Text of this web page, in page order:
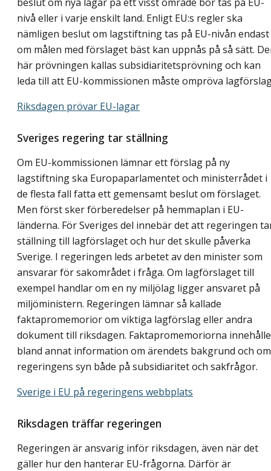
nivå eller i varje enskilt land. Enligt EU:s regler ska
nämligen beslut om lagstiftning tas på EU-nivån endast
om målen med förslaget bäst kan uppnås på så sätt.
här prövningen kallas subsidiaritetsprövning och kan
leda till att EU-kommissionen måste ompröva
Riksdagen prövar EU-lagar
Sveriges regering tar ställning
Om EU-kommissionen lämnar ett förslag på ny
lagstiftning ska Europaparlamentet och ministerrådet i
de flesta fall fatta ett gemensamt beslut om förslaget.
Men först sker förberedelser på hemmaplan i EU-
länderna. För Sveriges del innebär det att regeringen
ställning till lagförslaget och hur det skulle påverka
Sverige. I regeringen leds arbetet av den minister som
ansvarar för sakområdet i fråga. Om lagförslaget till
exempel handlar om en ny miljölag ligger ansvaret på
miljöministern. Regeringen lämnar så kallade
faktapromemorior om viktiga lagförslag eller andra
dokument till riksdagen. Faktapromemoriorna
bland annat information om ärendets bakgrund och om
regeringens syn både på subsidiaritet och sakfrågor.
Sverige i EU på regeringens webbplats
Riksdagen träffar regeringen
Regeringen är ansvarig inför riksdagen, även när det
gäller hur den hanterar EU-frågorna. Därför är